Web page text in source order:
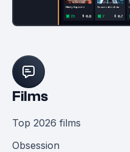
Films
Top 2026 films
Obsession